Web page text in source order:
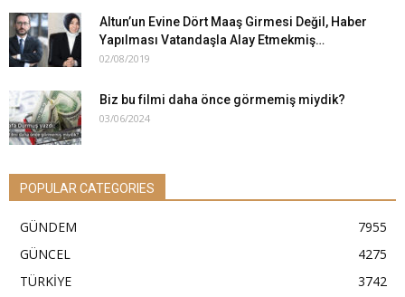
Altun’un Evine Dört Maaş Girmesi Değil, Haber
Yapılması Vatandaşla Alay Etmekmiş…
02/08/2019
Biz bu filmi daha önce görmemiş miydik?
03/06/2024
POPULAR CATEGORIES
GÜNDEM
7955
GÜNCEL
4275
TÜRKİYE
3742